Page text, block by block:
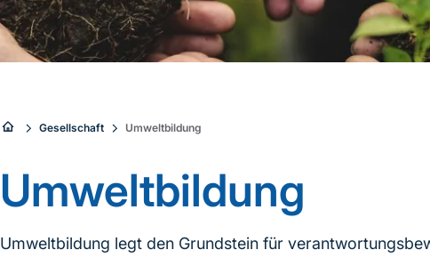
Sie
sind
hier:
Gesellschaft Umweltbildung
Umweltbildung
Umweltbildung legt den Grundstein für